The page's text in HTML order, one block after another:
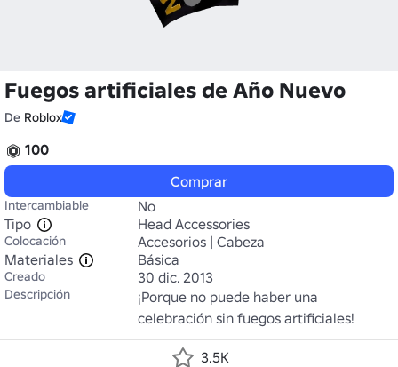
Fuegos artificiales de Año Nuevo
De Roblox
100
Comprar
Intercambiable
No
Tipo
Head Accessories
Colocación
Accesorios | Cabeza
Materiales
Básica
Creado 30 dic. 2013
Descripción
¡Porque no puede haber una
celebración sin fuegos artificiales!
3.5K